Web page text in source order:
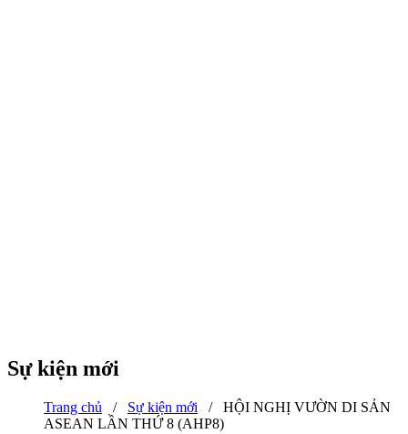
Sự kiện mới
Trang chủ / Sự kiện mới / HỘI NGHỊ VƯỜN DI SẢN
ASEAN LẦN THỨ 8 (AHP8)